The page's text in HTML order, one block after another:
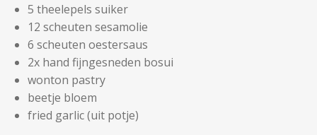
5 theelepels suiker
12 scheuten sesamolie
6 scheuten oestersaus
2x hand fijngesneden bosui
wonton pastry
beetje bloem
fried garlic (uit potje)